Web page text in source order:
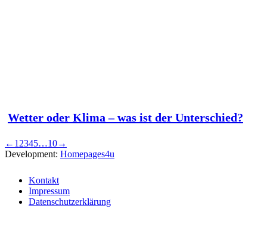
Wetter oder Klima – was ist der Unterschied?
← 1 2345…10→
Development: Homepages4u
Kontakt
Impressum
Datenschutzerklärung